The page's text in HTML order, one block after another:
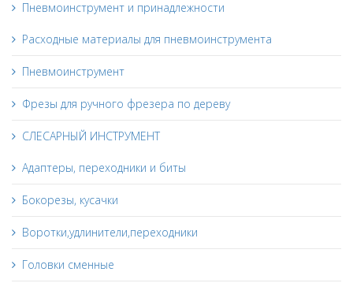
Пневмоинструмент и принадлежности
Расходные материалы для пневмоинструмента
Пневмоинструмент
Фрезы для ручного фрезера по дереву
СЛЕСАРНЫЙ ИНСТРУМЕНТ
Адаптеры, переходники и биты
Бокорезы, кусачки
Воротки,удлинители,переходники
Головки сменные